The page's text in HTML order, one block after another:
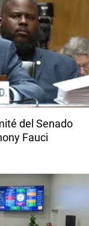
del Senado
Fauci